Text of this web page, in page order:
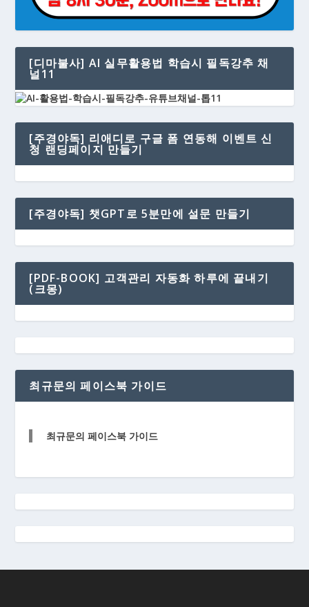
[디마불사] AI 실무활용법 학습시 필독강추 채
널11
[주경야독] 리애디로 구글 폼 연동해 이벤트 신
청 랜딩페이지 만들기
[주경야독] 챗GPT로 5분만에 설문 만들기
[PDF-BOOK] 고객관리 자동화 하루에 끝내기
(크몽)
최규문의 페이스북 가이드
최규문의 페이스북 가이드